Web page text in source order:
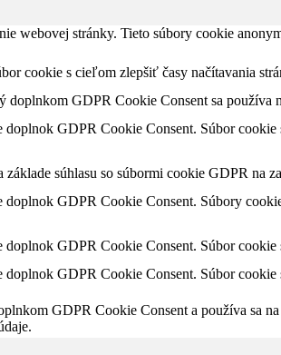
webovej stránky. Tieto súbory cookie
cookie s cieľom zlepšiť časy načítavania
doplnkom GDPR Cookie Consent sa používa
doplnok GDPR Cookie Consent. Súbor
základe súhlasu so súbormi cookie GDPR na
doplnok GDPR Cookie Consent. Súbory
doplnok GDPR Cookie Consent. Súbor
doplnok GDPR Cookie Consent. Súbor
GDPR Cookie Consent a používa sa